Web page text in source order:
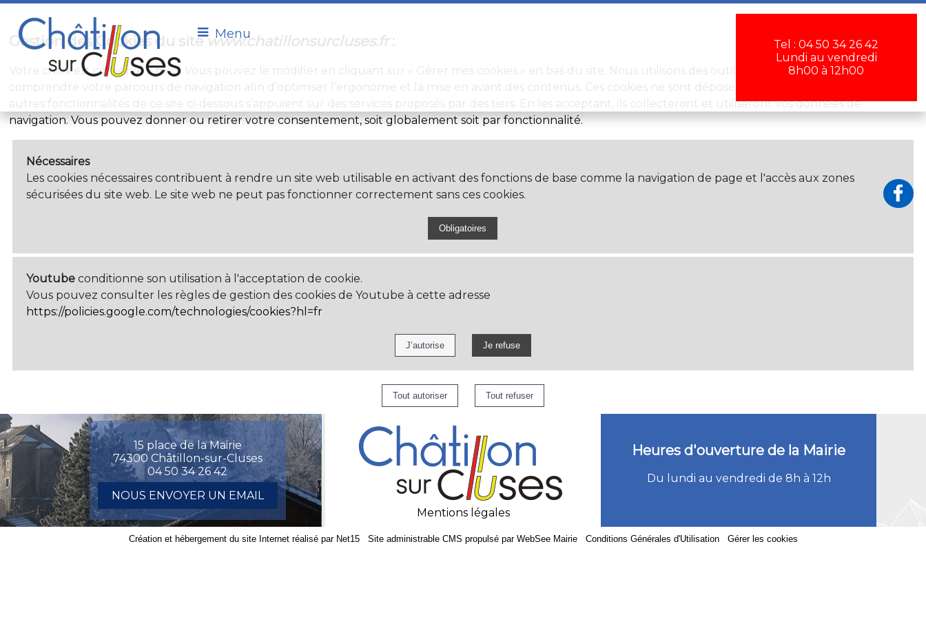
×
Tel : 04 50 34 26 42
Lundi au vendredi
8h00 à 12h00
Menu
Gestion des Cookies du sitewww.chatillonsurcluses.fr:
Votre choix est conservé 6 mois. Vous pouvez le modifier en cliquant sur « Gérer mes cookies » en bas du site. Nous utilisons des outils de mesure d’audience pour
comprendre votre parcours de navigation afin d’optimiser l’ergonomie et la mise en avant des contenus. Ces cookies ne sont déposés qu'avec votre accord. Les
autres fonctionnalités de ce site ci-dessous s’appuient sur des services proposés par des tiers. En les acceptant, ils collecteront et utiliseront vos données de
navigation. Vous pouvez donner ou retirer votre consentement, soit globalement soit par fonctionnalité.
Nécessaires
Les cookies nécessaires contribuent à rendre un site web utilisable en activant des fonctions de base comme la navigation de page et l'accès aux zones
sécurisées du site web. Le site web ne peut pas fonctionner correctement sans ces cookies.
Youtube conditionne son utilisation à l'acceptation de cookie.
Vous pouvez consulter les règles de gestion des cookies de Youtube à cette adresse
https://policies.google.com/technologies/cookies?hl=fr
15 place de la Mairie
74300 Châtillon-sur-Cluses
04 50 34 26 42
NOUS ENVOYER UN EMAIL
Mentions légales
Heures d'ouverture de la Mairie
Du lundi au vendredi de 8h à 12h
Création et hébergement du site Internet réalisé par Net15- Site administrable CMS propulsé par WebSee Mairie- Conditions Générales d'Utilisation- Gérer les cookies